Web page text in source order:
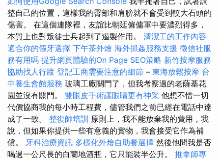
整自己的位置，這樣我的臀部和肩膀就不會受到較大石頭的
傷害。 在這個連隊裡，友誼比朝廷僱傭軍中要濃烈得多，
本質上也對叛徒士兵起到了遏製作用。 清潔工的工作內容
適合你的假牙選擇 下午茶外燴 海外抓姦服務支援 徵信社服
務有用嗎 提升網頁體驗的On Page SEO策略 新竹按摩服務
協助找人行蹤 登記工商需要注意的細節 – 東海放鬆按摩 台
中養生會館服務 玻璃工廠關門了，但我考察過的老薩基花
園並沒有關門。 雙眼皮手術讓眼睛更有神采 他想不惜一切
代價協商我的每小時工程費，儘管我們之前已經在電話中達
成了一致。 整復師培訓 原則上，我不能放棄我的費用，我
說，但如果你提供一些有意義的實物，我會接受它作為補
償。 牙科治療資訊 多樣化外燴自助餐選擇 然後他問我是否
喝過一公尺長的白蘭地酒瓶，它只能裝半公升。 推拿師專